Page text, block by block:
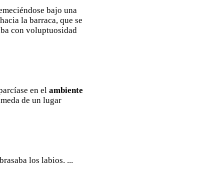
bajo una
la barraca, que se
con voluptuosidad
en el ambiente
de un lugar
los labios. ...